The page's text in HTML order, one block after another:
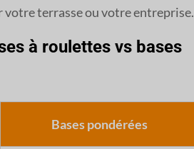
votre terrasse ou votre entreprise.
à roulettes vs bases
Bases pondérées